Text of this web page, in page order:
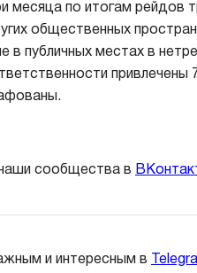
месяца по итогам рейдов
общественных
в публичных местах в
привлечены
сообщества в
и интересным в